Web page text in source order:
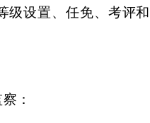
级设置、任免、考评和
：